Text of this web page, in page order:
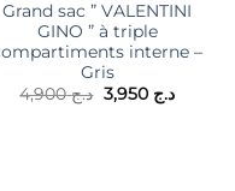
Grand sac ” VALENTINI
GINO ” à triple
interne –
Gris
د.ج4,900
Le
prix
د.ج 3,950
Le